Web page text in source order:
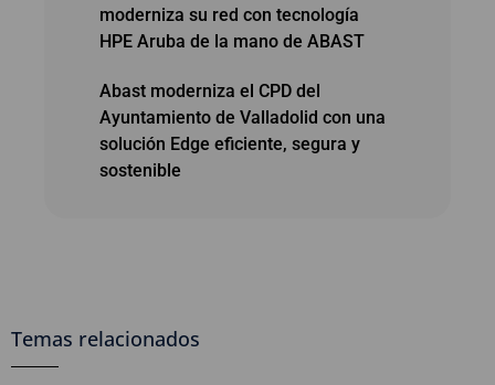
moderniza su red con tecnología
HPE Aruba de la mano de ABAST
Abast moderniza el CPD del
Ayuntamiento de Valladolid con una
solución Edge eficiente, segura y
sostenible
Temas relacionados